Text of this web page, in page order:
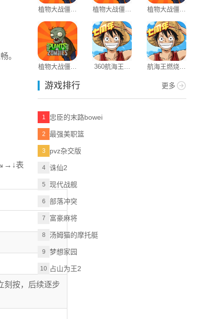
。
表
刻按，后续逐步
植物大战僵尸
1老版本
植物大战僵尸
原版官方正版
植物大战僵尸
原版抽卡版
植物大战僵尸
360航海王燃
航海王燃烧意
游戏排行 更多
1 忠臣的末路bowei
2 最强美职篮
3 pvz杂交版
4 诛仙2
5 现代战舰
6 部落冲突
7 富豪麻将
8 汤姆猫的摩托艇
9 梦想家园
10 占山为王2